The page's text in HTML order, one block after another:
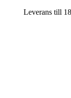
Leverans till